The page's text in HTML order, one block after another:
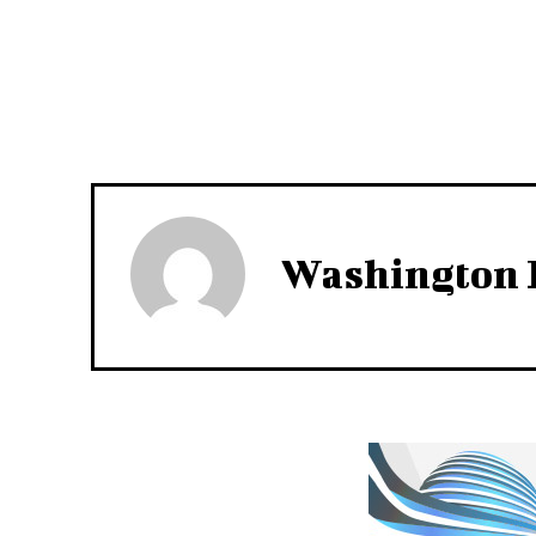
Washington